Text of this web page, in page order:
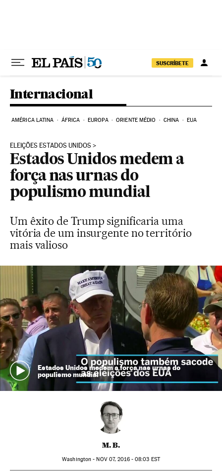
SUSCRÍBETE
Internacional
AMÉRICA LATINA ÁFRICA EUROPA ORIENTE MÉDIO CHINA EUA
ELEIÇÕES ESTADOS UNIDOS
Estados Unidos medem a
força nas urnas do
populismo mundial
Um êxito de Trump significaria uma
vitória de um insurgente no território
mais valioso
Estados Unidos medem a força nas urnas do
populismo mundial
M. B.
Washington -NOV07, 2016 - 08:03 EST